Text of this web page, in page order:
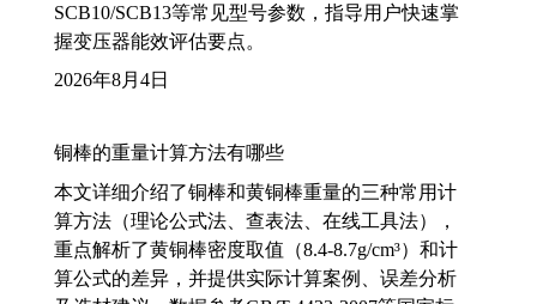
SCB10/SCB13等常见型号参数，指导用户快速掌
握变压器能效评估要点。
2026年8月4日
铜棒的重量计算方法有哪些
本文详细介绍了铜棒和黄铜棒重量的三种常用计
算方法（理论公式法、查表法、在线工具法），
重点解析了黄铜棒密度取值（8.4-8.7g/cm³）和计
算公式的差异，并提供实际计算案例、误差分析